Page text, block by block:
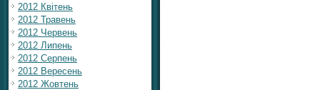
2012 Квітень
2012 Травень
2012 Червень
2012 Липень
2012 Серпень
2012 Вересень
2012 Жовтень